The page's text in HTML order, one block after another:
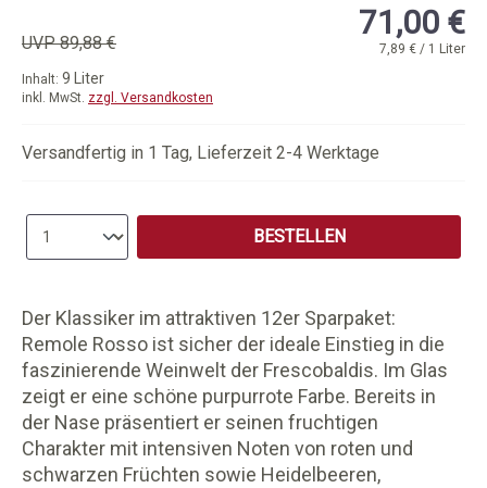
Der Klassiker im attraktiven 12er Sparpaket:
Remole Rosso ist sicher der ideale Einstieg in die
faszinierende Weinwelt der Frescobaldis. Im Glas
zeigt er eine schöne purpurrote Farbe. Bereits in
der Nase präsentiert er seinen fruchtigen
Charakter mit intensiven Noten von roten und
schwarzen Früchten sowie Heidelbeeren,
UVP 89,88 €
71,00 €
7,89 € / 1 Liter
Inhalt: 9 Liter
inkl. MwSt. zzgl. Versandkosten
Versandfertig in 1 Tag, Lieferzeit 2-4 Werktage
Produkt Anzahl: Gib den gewünschten
BESTELLEN